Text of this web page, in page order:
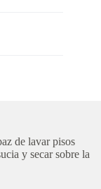
de lavar pisos
y secar sobre la